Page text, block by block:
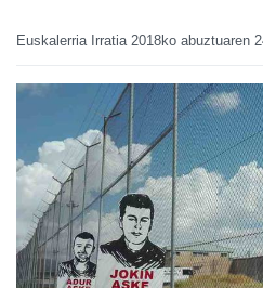
Euskalerria Irratia 2018ko abuztuaren